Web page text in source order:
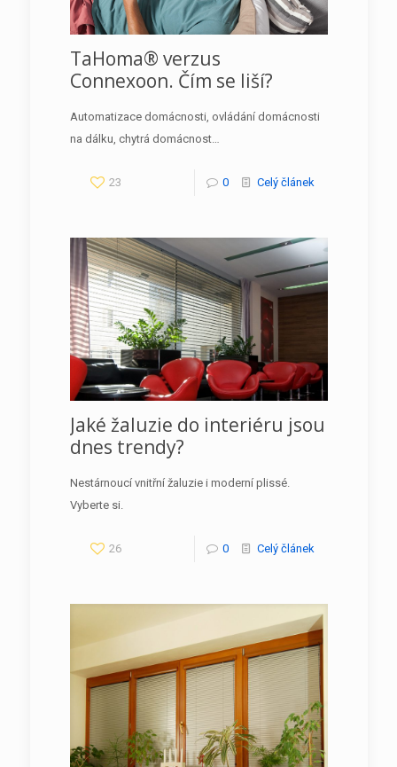
TaHoma® verzus
Connexoon. Čím se liší?
Automatizace domácnosti, ovládání domácnosti
na dálku, chytrá domácnost…
23 0 Celý článek
Jaké žaluzie do interiéru jsou
dnes trendy?
Nestárnoucí vnitřní žaluzie i moderní plissé.
Vyberte si.
26 0 Celý článek